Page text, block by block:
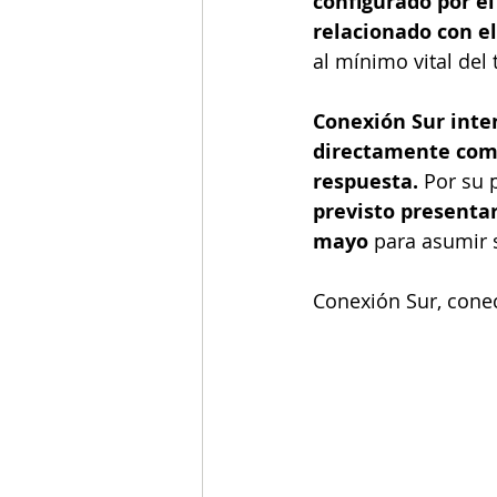
relacionado con
al mínimo vital del
Conexión Sur
directamente
respuesta. Por su
previsto
mayo para asumir
Conexión Sur,